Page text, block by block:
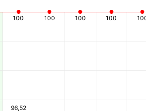
96,52
100 100 100 100